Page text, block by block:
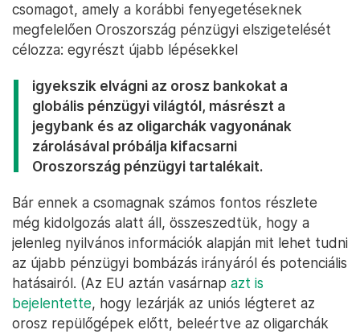
csomagot, amely a korábbi fenyegetéseknek
megfelelően Oroszország pénzügyi elszigetelését
célozza: egyrészt újabb lépésekkel
igyekszik elvágni az orosz bankokat a
globális pénzügyi világtól, másrészt a
jegybank és az oligarchák vagyonának
zárolásával próbálja kifacsarni
Oroszország pénzügyi tartalékait.
Bár ennek a csomagnak számos fontos részlete
még kidolgozás alatt áll, összeszedtük, hogy a
jelenleg nyilvános információk alapján mit lehet tudni
az újabb pénzügyi bombázás irányáról és potenciális
hatásairól. (Az EU aztán vasárnap azt is
bejelentette, hogy lezárják az uniós légteret az
orosz repülőgépek előtt, beleértve az oligarchák